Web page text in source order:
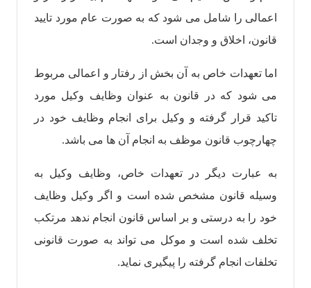
اعمالی را شامل می شود که به صورت عام مورد تایید
قانون، اخلاق و وجدان است.
اما تعهدات خاص به آن بخش از رفتار و اعمالی مربوط
می شود که در قانون به عنوان وظایف وکیل مورد
تاکید قرار گرفته و وکیل برای انجام وظایف خود در
چهارچوب قانون موظف به انجام آن ها می باشد.
به عبارت دیگر در تعهدات خاص، وظایف وکیل به
وسیله قانون مشخص شده است و اگر وکیل وظایف
خود را به درستی و بر اساس قانون انجام ندهد مرتکب
تخلف شده است و موکل می تواند به صورت قانونی
تخلفات انجام گرفته را پیگیری نماید.